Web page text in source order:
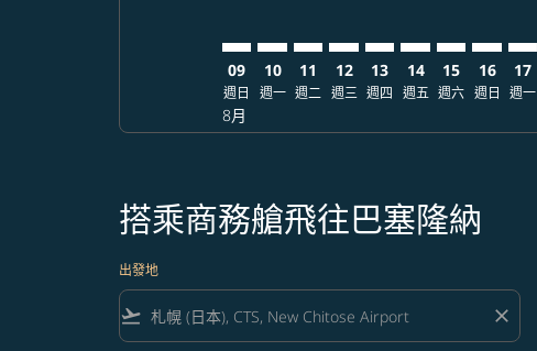
09
週日
8月
10
週一
11
週二
12
週三
13
週四
14
週五
15
週六
16
週日
17
週一
搭乘商務艙飛往巴塞隆納
出發地
flight_takeoff close